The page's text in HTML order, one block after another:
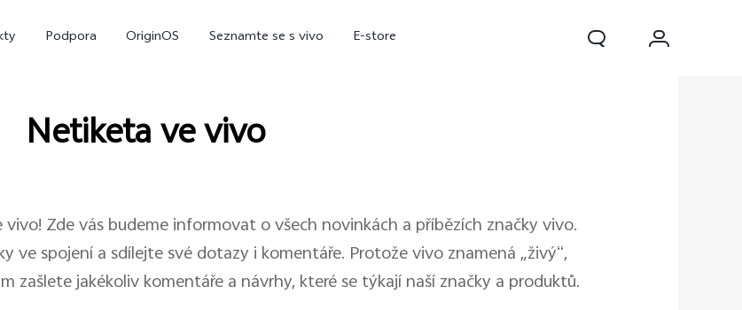
Podpora OriginOS Seznamte se s vivo E-store
V70 FE
Netiketa ve vivo
Zde vás budeme informovat o všech novinkách a příbězích značky vivo.
ve spojení a sdílejte své dotazy i komentáře. Protože vivo znamená „živý“,
zašlete jakékoliv komentáře a návrhy, které se týkají naší značky a produktů.